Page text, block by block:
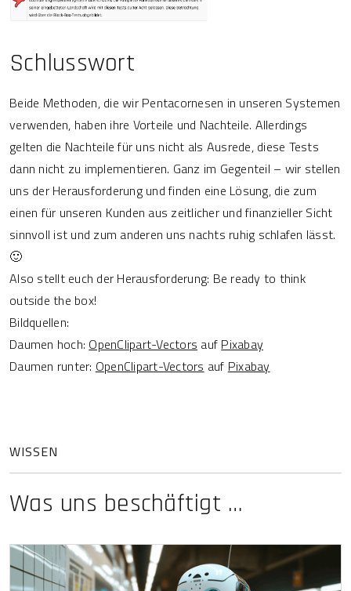
Schlusswort
Beide Methoden, die wir Pentacornesen in unseren Systemen
verwenden, haben ihre Vorteile und Nachteile. Allerdings
gelten die Nachteile für uns nicht als Ausrede, diese Tests
dann nicht zu implementieren. Ganz im Gegenteil – wir stellen
uns der Herausforderung und finden eine Lösung, die zum
einen für unseren Kunden aus zeitlicher und finanzieller Sicht
sinnvoll ist und zum anderen uns nachts ruhig schlafen lässt.
🙂
Also stellt euch der Herausforderung: Be ready to think
outside the box!
Bildquellen:
Daumen hoch: OpenClipart-Vectors auf Pixabay
Daumen runter: OpenClipart-Vectors auf Pixabay
WISSEN
Was uns beschäftigt …